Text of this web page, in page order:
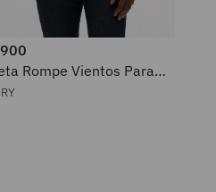
900
Rompe Vientos Para
Waterproof Superdry